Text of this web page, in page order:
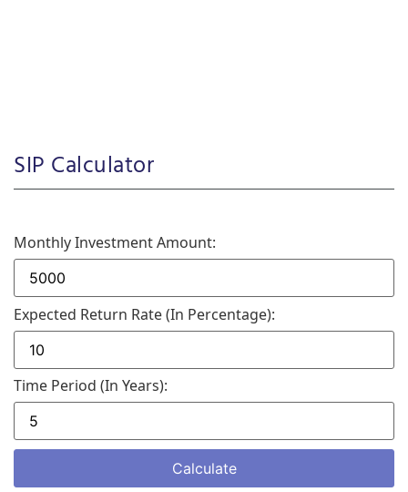
SIP Calculator
Monthly Investment Amount:
Expected Return Rate (in Percentage):
Time Period (in Years):